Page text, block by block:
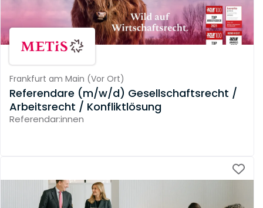
Frankfurt am Main (Vor Ort)
Referendare (m/w/d) Gesellschaftsrecht /
Arbeitsrecht / Konfliktlösung
Referendar:innen